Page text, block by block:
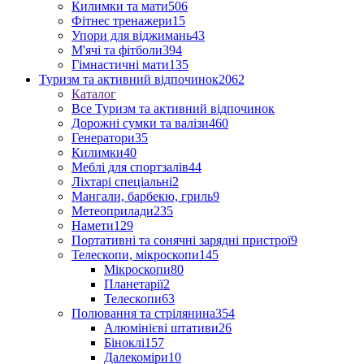
Килимки та мати506
Фітнес тренажери15
Упори для віджимань43
М'ячі та фітболи394
Гімнастичні мати135
Туризм та активний відпочинок2062
Каталог
Все Туризм та активний відпочинок
Дорожні сумки та валізи460
Генератори35
Килимки40
Меблі для спортзалів44
Ліхтарі спеціальні2
Мангали, барбекю, гриль9
Метеоприлади235
Намети129
Портативні та сонячні зарядні пристрої9
Телескопи, мікроскопи145
Мікроскопи80
Планетарії2
Телескопи63
Полювання та стрілянина354
Алюмінієві штативи26
Біноклі157
Далекоміри10